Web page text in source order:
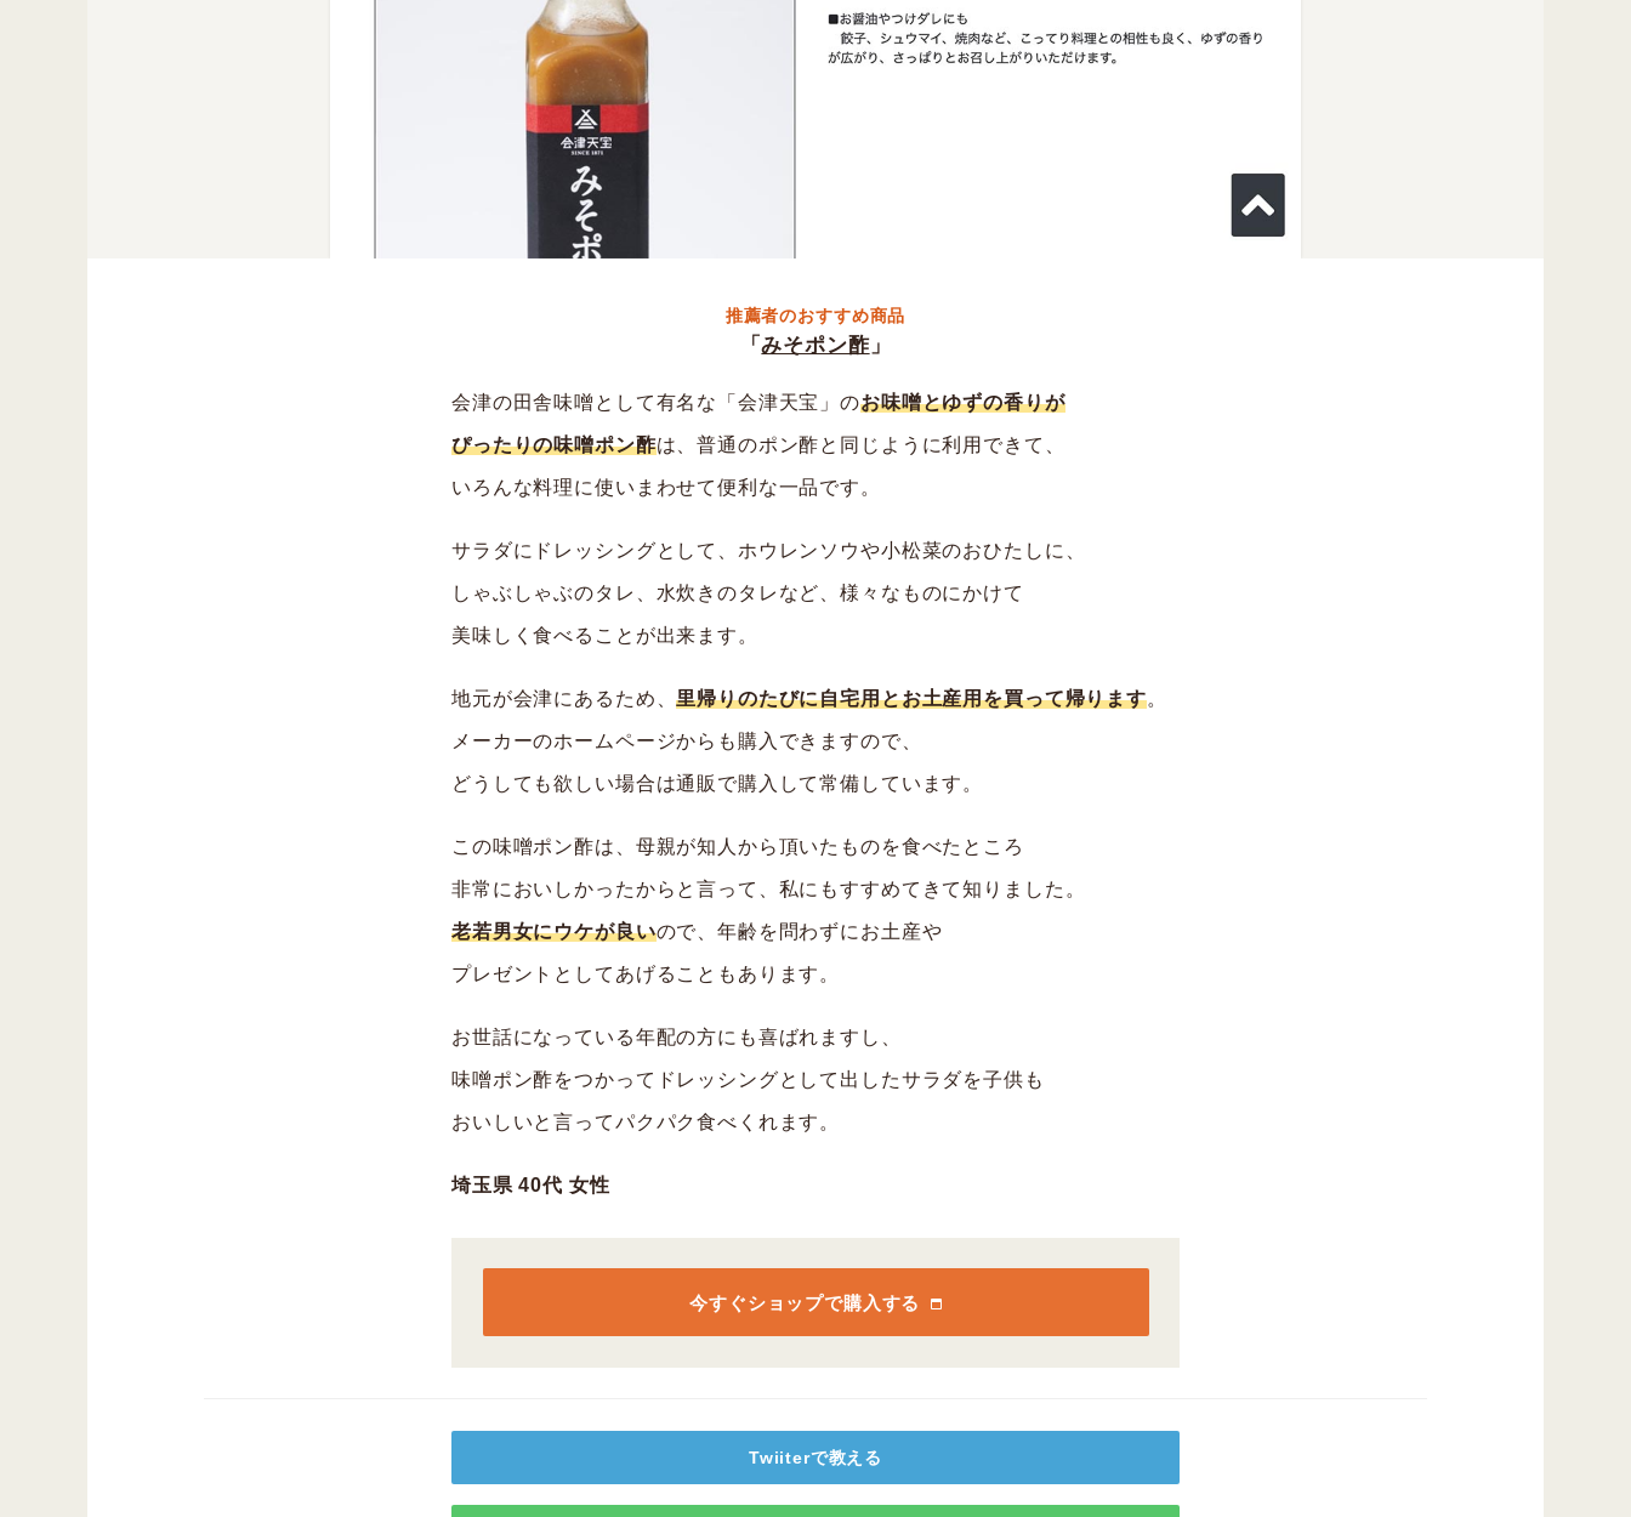
推薦者のおすすめ商品
「みそポン酢」
会津の田舎味噌として有名な「会津天宝」のお味噌とゆずの香りが
ぴったりの味噌ポン酢は、普通のポン酢と同じように利用できて、
いろんな料理に使いまわせて便利な一品です。
サラダにドレッシングとして、ホウレンソウや小松菜のおひたしに、
しゃぶしゃぶのタレ、水炊きのタレなど、様々なものにかけて
美味しく食べることが出来ます。
地元が会津にあるため、里帰りのたびに自宅用とお土産用を買って帰ります。
メーカーのホームページからも購入できますので、
どうしても欲しい場合は通販で購入して常備しています。
この味噌ポン酢は、母親が知人から頂いたものを食べたところ
非常においしかったからと言って、私にもすすめてきて知りました。
老若男女にウケが良いので、年齢を問わずにお土産や
プレゼントとしてあげることもあります。
お世話になっている年配の方にも喜ばれますし、
味噌ポン酢をつかってドレッシングとして出したサラダを子供も
おいしいと言ってパクパク食べくれます。
埼玉県 40代 女性
今すぐショップで購入する
Twiiterで教える